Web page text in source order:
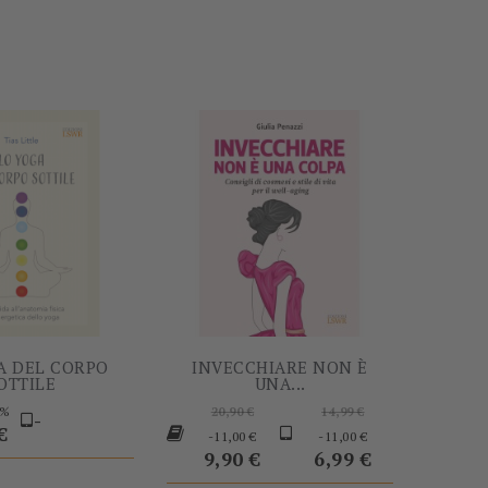
DEL CORPO
Prezzo
-
INVECCHIARE NON È
UNA...
Prezzo
base
20,90 €
-11,00 €
Prezzo
9,90 €
Prezzo
base
14,99 €
-11,00 €
6,99 €